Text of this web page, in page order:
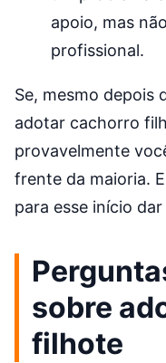
apoio, mas
profissional.
Se, mesmo depois
adotar cachorro
provavelmente
frente da maioria.
para esse início
sobre
filhote